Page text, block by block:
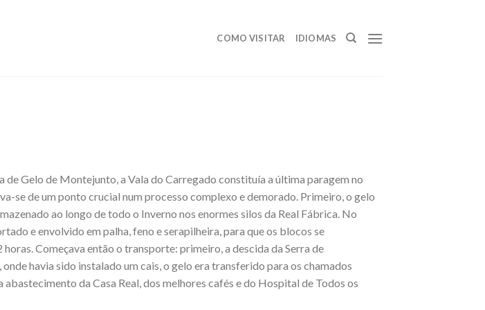
COMO VISITAR IDIOMAS
Gelo de Montejunto, a Vala do Carregado constituía a última paragem no
se de um ponto crucial num processo complexo e demorado. Primeiro, o gelo
ao longo de todo o Inverno nos enormes silos da Real Fábrica. No
e envolvido em palha, feno e serapilheira, para que os blocos se
Começava então o transporte: primeiro, a descida da Serra de
havia sido instalado um cais, o gelo era transferido para os chamados
da Casa Real, dos melhores cafés e do Hospital de Todos os